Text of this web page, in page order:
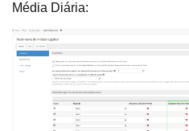
Média Diária: